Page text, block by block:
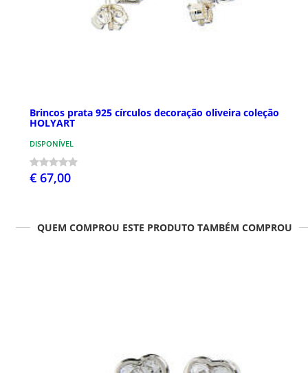
Brincos prata 925 círculos decoração oliveira coleção
HOLYART
DISPONÍVEL
€ 67,00
QUEM COMPROU ESTE PRODUTO TAMBÉM COMPROU